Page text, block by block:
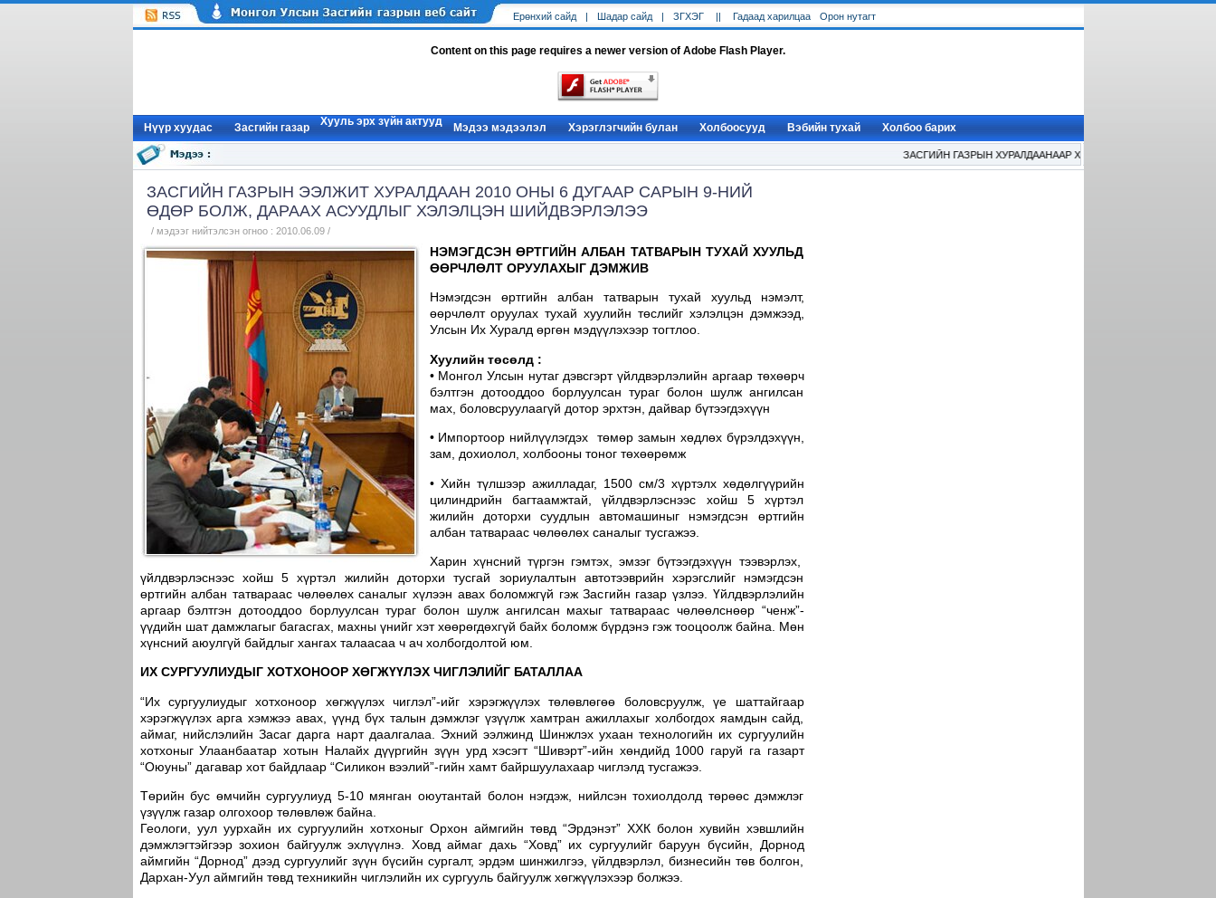
Ерөнхий cайд | Шадар сайд | ЗГХЭГ || Гадаад харилцаа Орон нутагт
Content on this page requires a newer version of Adobe Flash Player.
Нүүр xуудас Засгийн газар Хууль эрх зүйн актууд Мэдээ мэдээлэл Хэрэглэгчийн булан Холбоосууд Вэбийн тухай Холбоо барих
ЗАСГИЙН ГАЗРЫН ХУРАЛДААНААР ХЭЛЭЛЦЭХ АСУУДЛЫН
ЗАСГИЙН ГАЗРЫН ЭЭЛЖИТ ХУРАЛДААН 2010 ОНЫ 6 ДУГААР САРЫН 9-НИЙ
ӨДӨР БОЛЖ, ДАРААХ АСУУДЛЫГ ХЭЛЭЛЦЭН ШИЙДВЭРЛЭЛЭЭ
/ мэдээг нийтэлсэн огноо : 2010.06.09 /
НЭМЭГДСЭН ӨРТГИЙН АЛБАН ТАТВАРЫН ТУХАЙ ХУУЛЬД
ӨӨРЧЛӨЛТ ОРУУЛАХЫГ ДЭМЖИВ
Нэмэгдсэн өртгийн албан татварын тухай хуульд нэмэлт,
өөрчлөлт оруулах тухай хуулийн төслийг хэлэлцэн дэмжээд,
Улсын Их Хуралд өргөн мэдүүлэхээр тогтлоо.
Хуулийн төсөлд :
• Монгол Улсын нутаг дэвсгэрт үйлдвэрлэлийн аргаар төхөөрч
бэлтгэн дотооддоо борлуулсан тураг болон шулж ангилсан
мах, боловсруулаагүй дотор эрхтэн, дайвар бүтээгдэхүүн
• Импортоор нийлүүлэгдэх төмөр замын хөдлөх бүрэлдэхүүн,
зам, дохиолол, холбооны тоног төхөөрөмж
• Хийн түлшээр ажилладаг, 1500 см/3 хүртэлх хөдөлгүүрийн
цилиндрийн багтаамжтай, үйлдвэрлэснээс хойш 5 хүртэл
жилийн доторхи суудлын автомашиныг нэмэгдсэн өртгийн
албан татвараас чөлөөлөх саналыг тусгажээ.
Харин хүнсний түргэн гэмтэх, эмзэг бүтээгдэхүүн тээвэрлэх,
үйлдвэрлэснээс хойш 5 хүртэл жилийн доторхи тусгай зориулалтын автотээврийн хэрэгслийг нэмэгдсэн
өртгийн албан татвараас чөлөөлөх саналыг хүлээн авах боломжгүй гэж Засгийн газар үзлээ. Үйлдвэрлэлийн
аргаар бэлтгэн дотооддоо борлуулсан тураг болон шулж ангилсан махыг татвараас чөлөөлснөөр “ченж”-
үүдийн шат дамжлагыг багасгах, махны үнийг хэт хөөрөгдөхгүй байх боломж бүрдэнэ гэж тооцоолж байна. Мөн
хүнсний аюулгүй байдлыг хангах талаасаа ч ач холбогдолтой юм.
ИХ СУРГУУЛИУДЫГ ХОТХОНООР ХӨГЖҮҮЛЭХ ЧИГЛЭЛИЙГ БАТАЛЛАА
“Их сургуулиудыг хотхоноор хөгжүүлэх чиглэл”-ийг хэрэгжүүлэх төлөвлөгөө боловсруулж, үе шаттайгаар
хэрэгжүүлэх арга хэмжээ авах, үүнд бүх талын дэмжлэг үзүүлж хамтран ажиллахыг холбогдох яамдын сайд,
аймаг, нийслэлийн Засаг дарга нарт даалгалаа. Эхний ээлжинд Шинжлэх ухаан технологийн их сургуулийн
хотхоныг Улаанбаатар хотын Налайх дүүргийн зүүн урд хэсэгт “Шивэрт”-ийн хөндийд 1000 гаруй га газарт
“Оюуны” дагавар хот байдлаар “Силикон вээлий”-гийн хамт байршуулахаар чиглэлд тусгажээ.
Төрийн бус өмчийн сургуулиуд 5-10 мянган оюутантай болон нэгдэж, нийлсэн тохиолдолд төрөөс дэмжлэг
үзүүлж газар олгохоор төлөвлөж байна.
Геологи, уул уурхайн их сургуулийн хотхоныг Орхон аймгийн төвд “Эрдэнэт” ХХК болон хувийн хэвшлийн
дэмжлэгтэйгээр зохион байгуулж эхлүүлнэ. Ховд аймаг дахь “Ховд” их сургуулийг баруун бүсийн, Дорнод
аймгийн “Дорнод” дээд сургуулийг зүүн бүсийн сургалт, эрдэм шинжилгээ, үйлдвэрлэл, бизнесийн төв болгон,
Дархан-Уул аймгийн төвд техникийн чиглэлийн их сургууль байгуулж хөгжүүлэхээр болжээ.